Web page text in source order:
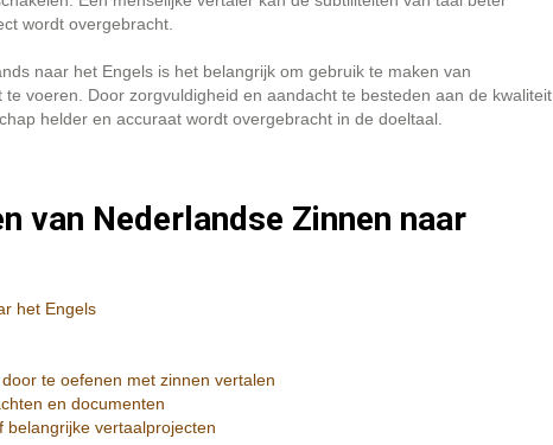
wordt overgebracht.
naar het Engels is het belangrijk om gebruik te maken van
voeren. Door zorgvuldigheid en aandacht te besteden aan de kwaliteit
helder en accuraat wordt overgebracht in de doeltaal.
van Nederlandse Zinnen naar
het Engels
te oefenen met zinnen vertalen
en documenten
belangrijke vertaalprojecten